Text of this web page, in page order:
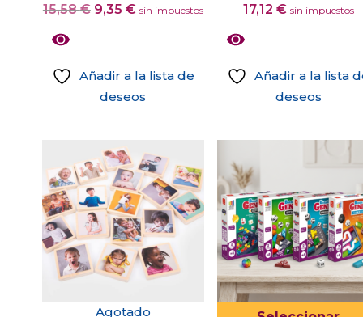
15,58€ El
era:
15,58 €.
9,35 €El
es:
9,35 €.
sin impuestos
Añadir a la lista de
deseos
17,12 € sin impuestos
Añadir a la lista
deseos
Agotado